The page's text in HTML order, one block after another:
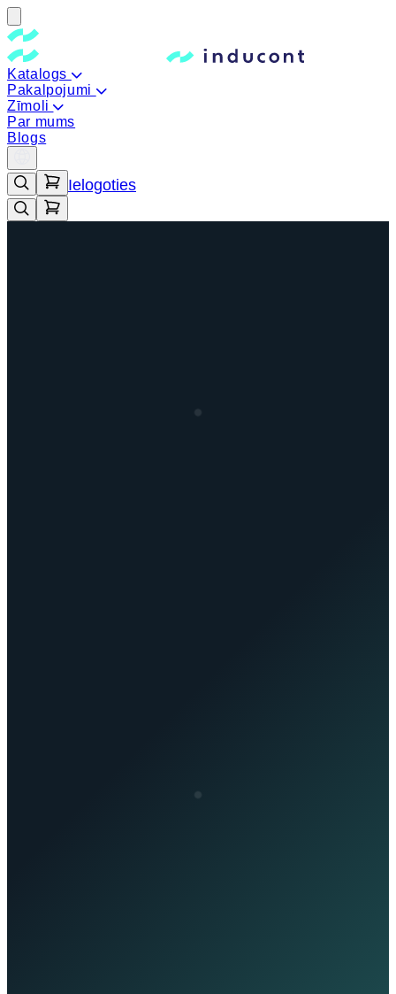
Katalogs
Pakalpojumi
Zīmoli
Par mums
Blogs
Ielogoties